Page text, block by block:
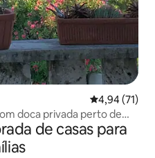
4,94 de uma
4,94 (71)
doca privada perto de
de casas para